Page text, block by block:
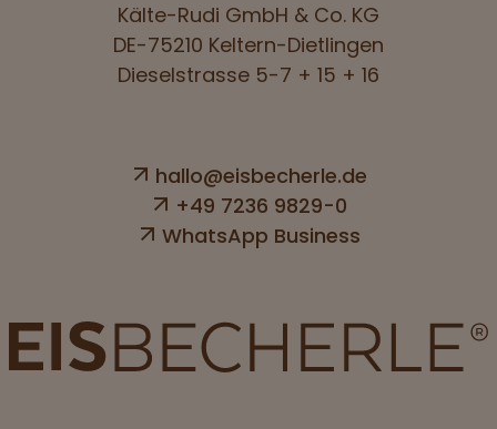
Kälte-Rudi GmbH & Co. KG
DE-75210 Keltern-Dietlingen
Dieselstrasse 5-7 + 15 + 16
hallo@eisbecherle.de
+49 7236 9829-0
WhatsApp Business